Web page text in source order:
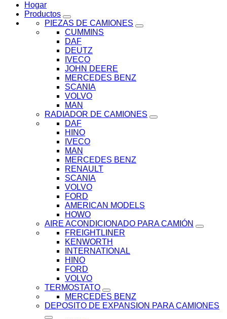
Hogar
Productos
PIEZAS DE CAMIONES
CUMMINS
DAF
DEUTZ
IVECO
JOHN DEERE
MERCEDES BENZ
SCANIA
VOLVO
MAN
RADIADOR DE CAMIONES
DAF
HINO
IVECO
MAN
MERCEDES BENZ
RENAULT
SCANIA
VOLVO
FORD
AMERICAN MODELS
HOWO
AIRE ACONDICIONADO PARA CAMIÓN
FREIGHTLINER
KENWORTH
INTERNATIONAL
HINO
FORD
VOLVO
TERMOSTATO
MERCEDES BENZ
DEPOSITO DE EXPANSION PARA CAMIONES